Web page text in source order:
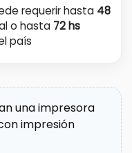
requerir hasta 48
o hasta 72 hs
país
una impresora
impresión